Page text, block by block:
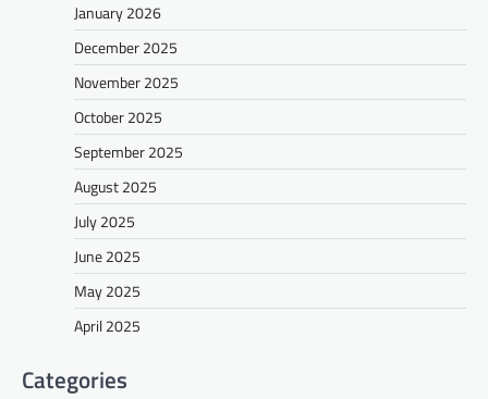
January 2026
December 2025
November 2025
October 2025
September 2025
August 2025
July 2025
June 2025
May 2025
April 2025
Categories